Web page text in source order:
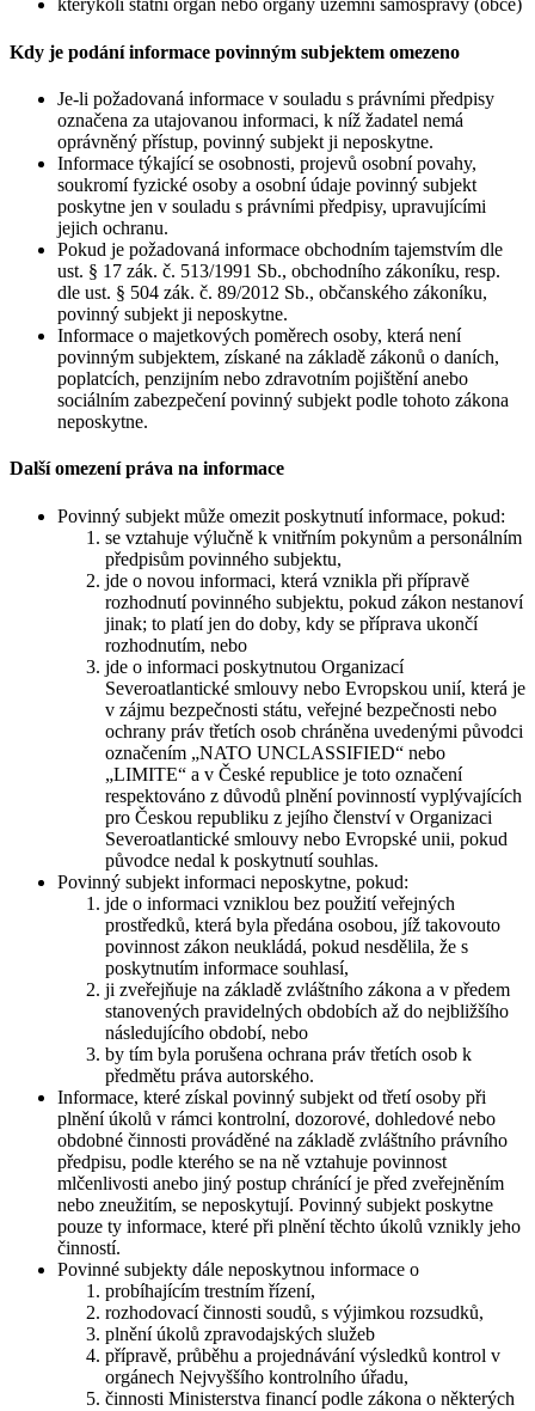
kterýkoli státní orgán nebo orgány územní samosprávy (obce)
Kdy je podání informace povinným subjektem omezeno
Je-li požadovaná informace v souladu s právními předpisy
označena za utajovanou informaci, k níž žadatel nemá
oprávněný přístup, povinný subjekt ji neposkytne.
Informace týkající se osobnosti, projevů osobní povahy,
soukromí fyzické osoby a osobní údaje povinný subjekt
poskytne jen v souladu s právními předpisy, upravujícími
jejich ochranu.
Pokud je požadovaná informace obchodním tajemstvím dle
ust. § 17 zák. č. 513/1991 Sb., obchodního zákoníku, resp.
dle ust. § 504 zák. č. 89/2012 Sb., občanského zákoníku,
povinný subjekt ji neposkytne.
Informace o majetkových poměrech osoby, která není
povinným subjektem, získané na základě zákonů o daních,
poplatcích, penzijním nebo zdravotním pojištění anebo
sociálním zabezpečení povinný subjekt podle tohoto zákona
neposkytne.
Další omezení práva na informace
Povinný subjekt může omezit poskytnutí informace, pokud:
se vztahuje výlučně k vnitřním pokynům a personálním
předpisům povinného subjektu,
jde o novou informaci, která vznikla při přípravě
rozhodnutí povinného subjektu, pokud zákon nestanoví
jinak; to platí jen do doby, kdy se příprava ukončí
rozhodnutím, nebo
jde o informaci poskytnutou Organizací
Severoatlantické smlouvy nebo Evropskou unií, která je
v zájmu bezpečnosti státu, veřejné bezpečnosti nebo
ochrany práv třetích osob chráněna uvedenými původci
označením „NATO UNCLASSIFIED“ nebo
„LIMITE“ a v České republice je toto označení
respektováno z důvodů plnění povinností vyplývajících
pro Českou republiku z jejího členství v Organizaci
Severoatlantické smlouvy nebo Evropské unii, pokud
původce nedal k poskytnutí souhlas.
Povinný subjekt informaci neposkytne, pokud:
jde o informaci vzniklou bez použití veřejných
prostředků, která byla předána osobou, jíž takovouto
povinnost zákon neukládá, pokud nesdělila, že s
poskytnutím informace souhlasí,
ji zveřejňuje na základě zvláštního zákona a v předem
stanovených pravidelných obdobích až do nejbližšího
následujícího období, nebo
by tím byla porušena ochrana práv třetích osob k
předmětu práva autorského.
Informace, které získal povinný subjekt od třetí osoby při
plnění úkolů v rámci kontrolní, dozorové, dohledové nebo
obdobné činnosti prováděné na základě zvláštního právního
předpisu, podle kterého se na ně vztahuje povinnost
mlčenlivosti anebo jiný postup chránící je před zveřejněním
nebo zneužitím, se neposkytují. Povinný subjekt poskytne
pouze ty informace, které při plnění těchto úkolů vznikly jeho
činností.
Povinné subjekty dále neposkytnou informace o
probíhajícím trestním řízení,
rozhodovací činnosti soudů, s výjimkou rozsudků,
plnění úkolů zpravodajských služeb
přípravě, průběhu a projednávání výsledků kontrol v
orgánech Nejvyššího kontrolního úřadu,
činnosti Ministerstva financí podle zákona o některých